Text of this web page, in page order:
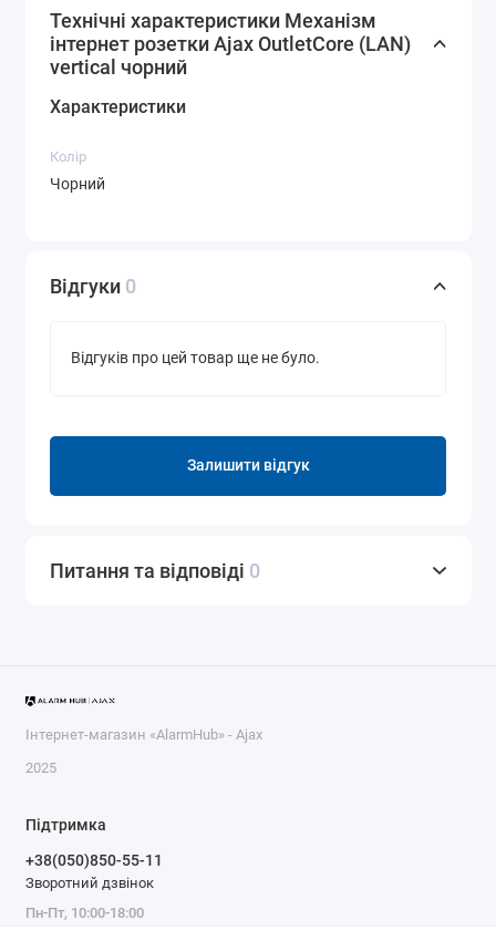
Технічні характеристики Механізм
інтернет розетки Ajax OutletCore (LAN)
vertical чорний
Характеристики
Колір
Чорний
Відгуки 0
Відгуків про цей товар ще не було.
Залишити відгук
Питання та відповіді 0
Інтернет-магазин «AlarmHub» - Ajax
2025
Підтримка
+38(050)850-55-11
Зворотний дзвінок
Пн-Пт, 10:00-18:00